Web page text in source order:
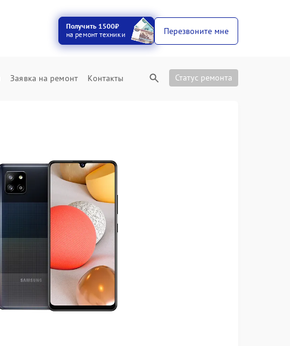
Получить 1500₽
на ремонт техники
Перезвоните мне
Заявка на ремонт Контакты Статус ремонта